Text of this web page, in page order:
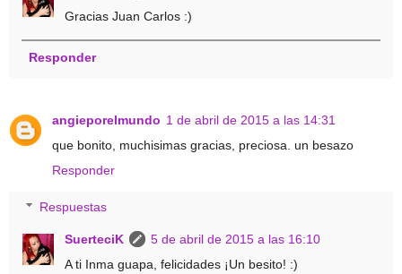
Gracias Juan Carlos :)
Responder
angieporelmundo 1 de abril de 2015 a las 14:31
que bonito, muchisimas gracias, preciosa. un besazo
Responder
Respuestas
SuerteciK
5 de abril de 2015 a las 16:10
A ti Inma guapa, felicidades ¡Un besito! :)